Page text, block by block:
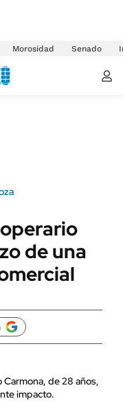
Morosidad Senado
de una
de 28 años,
impacto.